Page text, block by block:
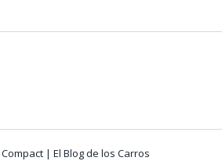
| El Blog de los Carros